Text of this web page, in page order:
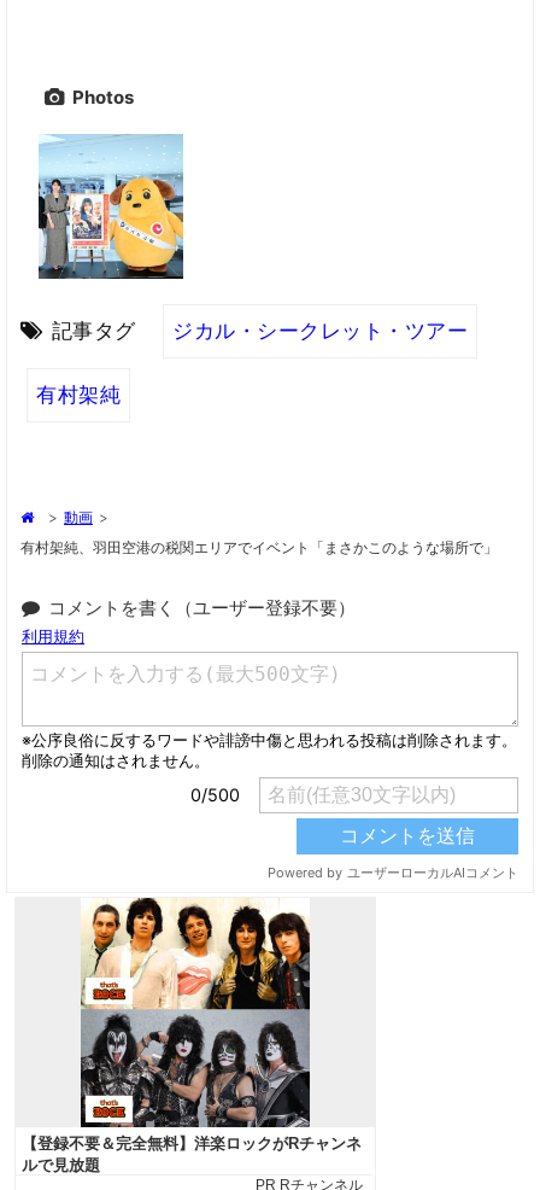
Photos
記事タグ ジカル・シークレット・ツアー
有村架純
> 動画 >
有村架純、羽田空港の税関エリアでイベント「まさかこのような場所で」
コメントを書く（ユーザー登録不要）